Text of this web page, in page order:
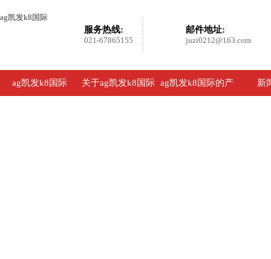
ag凯发k8国际
邮件地址:
juzi0212@163.com
服务热线:
021-67865155
ag凯发k8国际 关于ag凯发k8国际 ag凯发k8国际的产 新